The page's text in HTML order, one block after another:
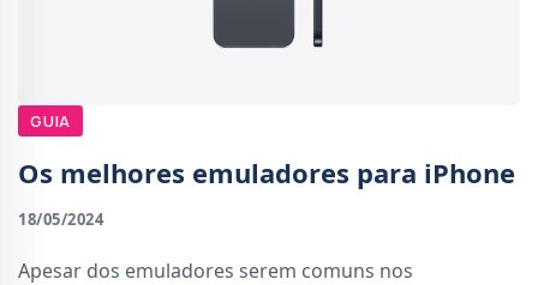
GUIA
Os melhores emuladores para iPhone
18/05/2024
Apesar dos emuladores serem comuns nos